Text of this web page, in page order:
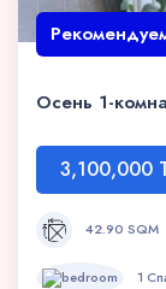
Осень 1-
3,100,000
42.90 SQM
1